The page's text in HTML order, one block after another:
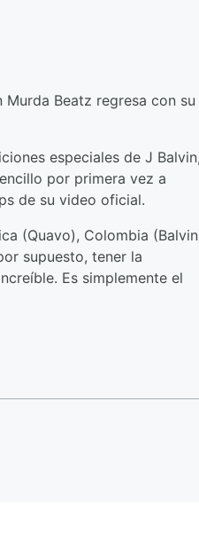
Beatz regresa con su
especiales de J Balvin,
por primera vez a
de su video oficial.
(Quavo), Colombia
supuesto, tener la
Es simplemente el